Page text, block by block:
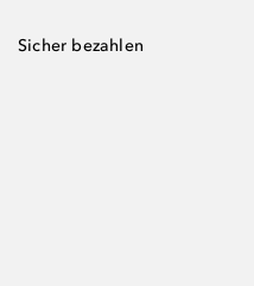
Sicher bezahlen